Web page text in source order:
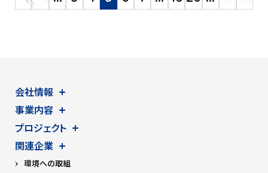
会社情報
事業内容
プロジェクト
関連企業
環境への取組